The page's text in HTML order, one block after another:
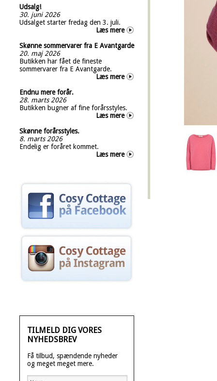
Udsalg!
30. juni 2026
Udsalget starter fredag den 3. juli.
Læs mere
Skønne sommervarer fra E Avantgarde
20. maj 2026
Butikken har fået de fineste
sommervarer fra E Avantgarde.
Læs mere
Endnu mere forår.
28. marts 2026
Butikken bugner af fine forårsstyles.
Læs mere
Skønne forårsstyles.
8. marts 2026
Endelig er foråret kommet.
Læs mere
TILMELD DIG VORES
NYHEDSBREV
Få tilbud, spændende nyheder
og meget meget mere.